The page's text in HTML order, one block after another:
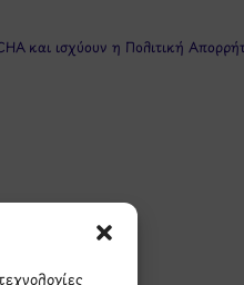
και ισχύουν η Πολιτική